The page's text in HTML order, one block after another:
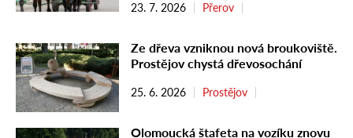
23. 7. 2026 Přerov
Ze dřeva vzniknou nová broukoviště.
Prostějov chystá dřevosochání
25. 6. 2026 Prostějov
Olomoucká štafeta na vozíku znovu